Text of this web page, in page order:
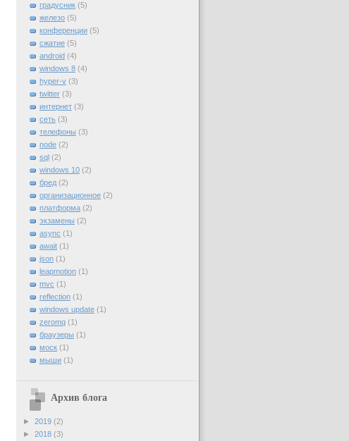
градусник (5)
железо (5)
конференции (5)
сжатие (5)
android (4)
windows 8 (4)
hyper-v (3)
twitter (3)
интернет (3)
сеть (3)
телефоны (3)
node (2)
sql (2)
windows 10 (2)
бред (2)
организационное (2)
платформа (2)
экзамены (2)
async (1)
await (1)
json (1)
leapmotion (1)
mvc (1)
reflection (1)
windows update (1)
zeromq (1)
браузеры (1)
моск (1)
мыши (1)
Архив блога
► 2019 (2)
► 2018 (3)